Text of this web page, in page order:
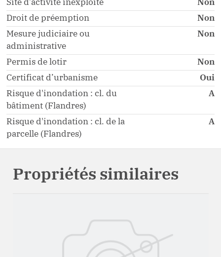
Site d’activité inexploité
Non
Droit de préemption
Non
Mesure judiciaire ou
administrative
Non
Permis de lotir
Non
Certificat d’urbanisme
Oui
Risque d'inondation : cl. du
bâtiment (Flandres)
A
Risque d'inondation : cl. de la
parcelle (Flandres)
A
Propriétés similaires